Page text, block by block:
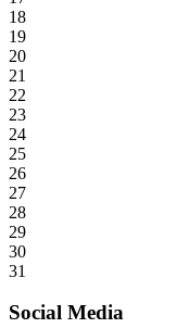
18
19
20
21
22
23
24
25
26
27
28
29
30
31
Social Media